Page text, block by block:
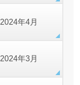
2024年4月
2024年3月